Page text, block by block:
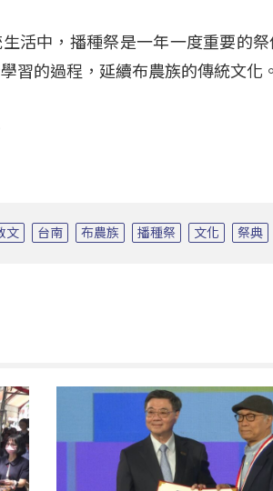
活中，播種祭是一年一度重要的
習的過程，延續布農族的傳統文化。
文 台南 布農族 播種祭 文化 祭典